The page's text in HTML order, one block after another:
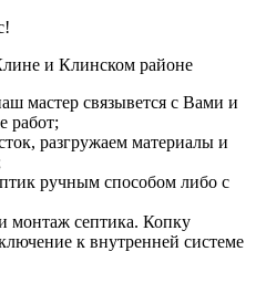
и Клинском районе
мастер связывется с Вами и
работ;
разгружаем материалы и
ручным способом либо с
монтаж септика. Копку
к внутренней системе